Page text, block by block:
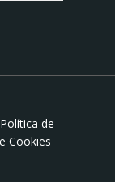
Política de
Cookies